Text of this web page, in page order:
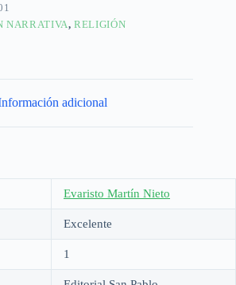
NARRATIVA,RELIGIÓN
adicional
Evaristo Martín Nieto
Excelente
1